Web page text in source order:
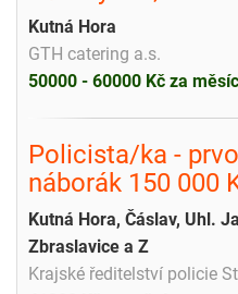
Kutná Hora
GTH catering a.s.
50000 - 60000 Kč za měsíc
Policista/ka -
náborák 150 000
Kutná Hora, Čáslav, Uhl.
Zbraslavice a Z
Krajské ředitelství policie